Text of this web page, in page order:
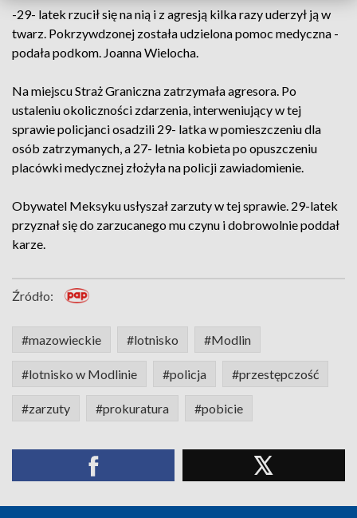
-29- latek rzucił się na nią i z agresją kilka razy uderzył ją w
twarz. Pokrzywdzonej została udzielona pomoc medyczna -
podała podkom. Joanna Wielocha.
Na miejscu Straż Graniczna zatrzymała agresora. Po
ustaleniu okoliczności zdarzenia, interweniujący w tej
sprawie policjanci osadzili 29- latka w pomieszczeniu dla
osób zatrzymanych, a 27- letnia kobieta po opuszczeniu
placówki medycznej złożyła na policji zawiadomienie.
Obywatel Meksyku usłyszał zarzuty w tej sprawie. 29-latek
przyznał się do zarzucanego mu czynu i dobrowolnie poddał
karze.
Źródło:
#mazowieckie #lotnisko #Modlin
#lotnisko w Modlinie #policja #przestępczość
#zarzuty #prokuratura #pobicie